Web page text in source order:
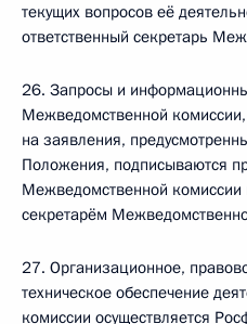
текущих вопросов её
ответственный секретарь
26. Запросы и
Межведомственной
на заявления,
Положения, подписываются
Межведомственной комиссии
секретарём
27. Организационное,
техническое обеспечение
комиссии осуществляется